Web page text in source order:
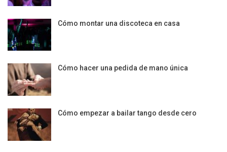
Cómo montar una discoteca en casa
Cómo hacer una pedida de mano única
Cómo empezar a bailar tango desde cero